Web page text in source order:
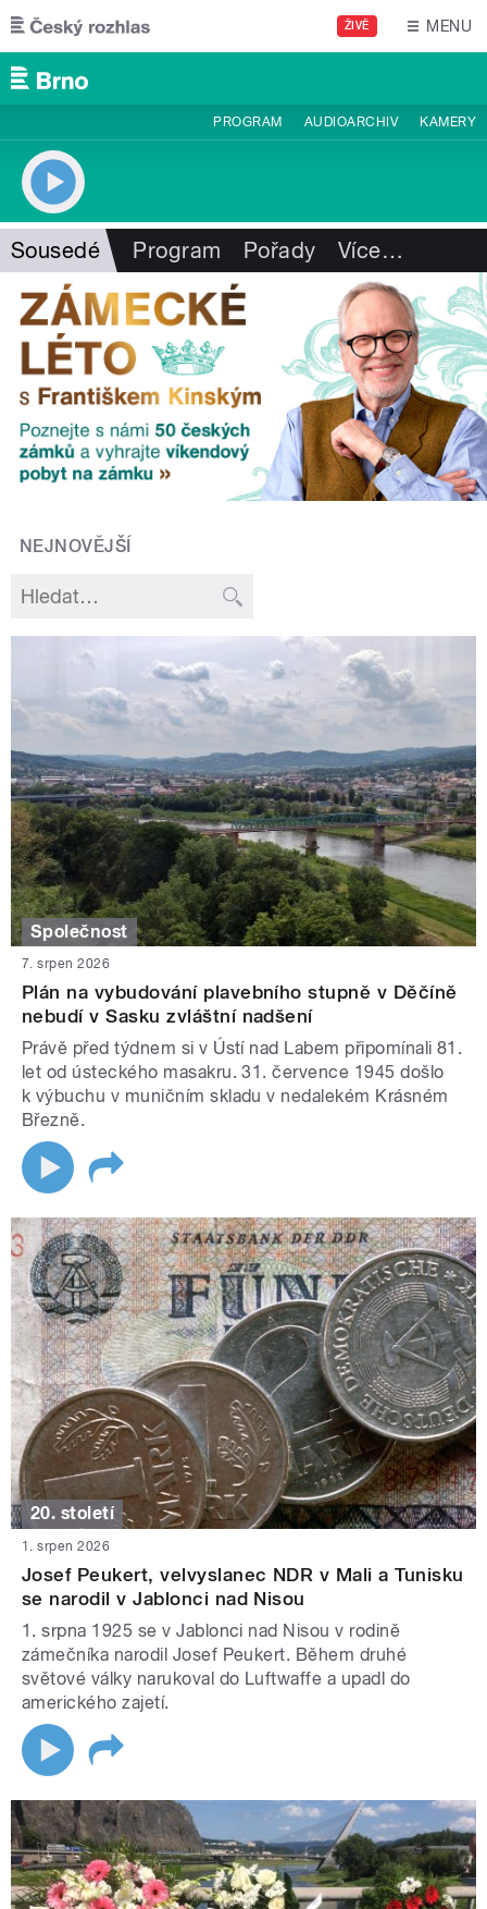
Přejít k hlavnímu obsahu
ŽIVĚ MENU
PROGRAM AUDIOARCHIV KAMERY
Sousedé Program Pořady Více…
NEJNOVĚJŠÍ
Společnost
7. srpen 2026
Plán na vybudování plavebního stupně v Děčíně
nebudí v Sasku zvláštní nadšení
Právě před týdnem si v Ústí nad Labem připomínali 81.
let od ústeckého masakru. 31. července 1945 došlo
k výbuchu v muničním skladu v nedalekém Krásném
Březně.
20. století
1. srpen 2026
Josef Peukert, velvyslanec NDR v Mali a Tunisku
se narodil v Jablonci nad Nisou
1. srpna 1925 se v Jablonci nad Nisou v rodině
zámečníka narodil Josef Peukert. Během druhé
světové války narukoval do Luftwaffe a upadl do
amerického zajetí.